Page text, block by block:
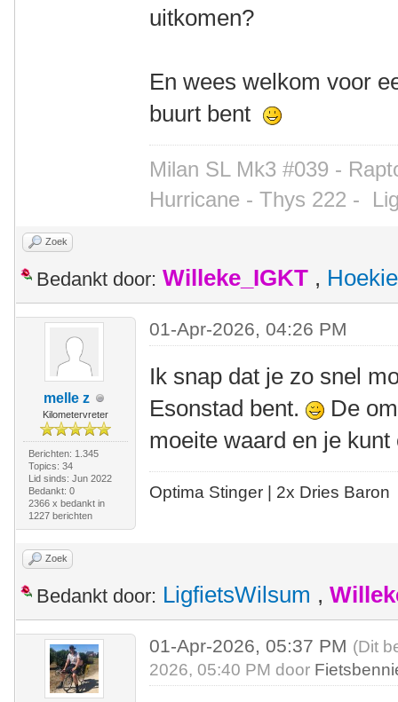
uitkomen?
En wees welkom voor
buurt bent
Milan SL Mk3 #039 -
Hurricane - Thys 222 -
Zoek
Bedankt door: Willeke_IGKT , Hoekie
melle z
Kilometervreter
Berichten: 1.345
Topics: 34
Lid sinds: Jun 2022
Bedankt: 0
2366 x bedankt in
1227 berichten
01-Apr-2026, 04:26 PM
Ik snap dat je zo snel
Esonstad bent.
De
moeite waard en je
Optima Stinger | 2x Dries Baron
Zoek
Bedankt door: LigfietsWilsum ,
01-Apr-2026, 05:37 PM (Dit
2026, 05:40 PM door